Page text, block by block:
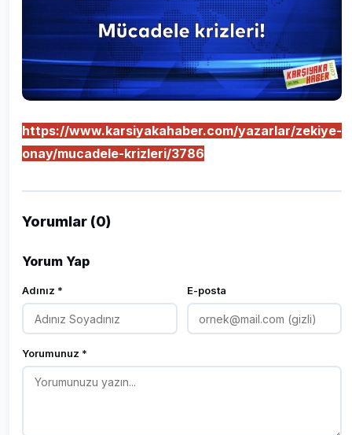
https://www.karsiyakahaber.com/yazarlar/zekiye-
onay/mucadele-krizleri/3786
Yorumlar (0)
Yorum Yap
Adınız * E-posta
Yorumunuz *